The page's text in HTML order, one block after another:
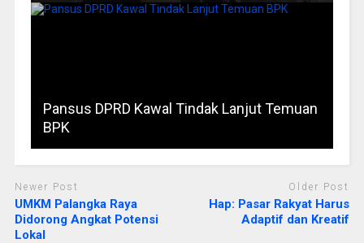
Pansus DPRD Kawal Tindak Lanjut Temuan
BPK
Newer Post
UMKM Palangka Raya
Didorong Angkat Potensi
Lokal
Older Post
Hap: Pasar Rakyat Harus
Adaptif dan Kreatif